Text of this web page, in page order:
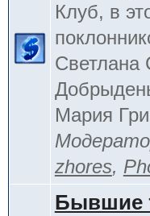
Клуб, в
Светлана
Мария
zhores,
Бывшие